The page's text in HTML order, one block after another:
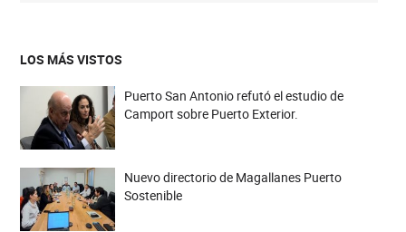
LOS MÁS VISTOS
Puerto San Antonio refutó el estudio de
Camport sobre Puerto Exterior.
Nuevo directorio de Magallanes Puerto
Sostenible